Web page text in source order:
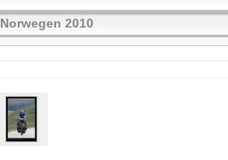
Norwegen 2010